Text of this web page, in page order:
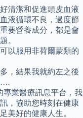
清潔和促進頭皮血液
液循環不良，過度節
要營養成分，都是會
。
以服用非荷爾蒙類的
，結果我就約左之後
….
專業醫療訊息平台，我
，協助您時刻在健康
美好的健康人生。